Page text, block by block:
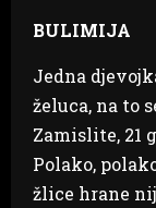
BULIMIJA
Jedna
želuca, na to
Zamislite, 21
Polako,
žlice hrane